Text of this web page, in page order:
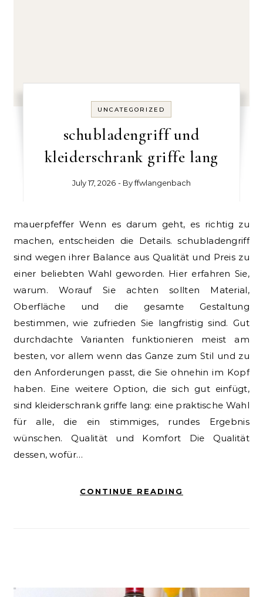
UNCATEGORIZED
schubladengriff und
kleiderschrank griffe lang
July 17, 2026 - Byffwlangenbach
mauerpfeffer Wenn es darum geht, es richtig zu
machen, entscheiden die Details. schubladengriff
sind wegen ihrer Balance aus Qualität und Preis zu
einer beliebten Wahl geworden. Hier erfahren Sie,
warum. Worauf Sie achten sollten Material,
Oberfläche und die gesamte Gestaltung
bestimmen, wie zufrieden Sie langfristig sind. Gut
durchdachte Varianten funktionieren meist am
besten, vor allem wenn das Ganze zum Stil und zu
den Anforderungen passt, die Sie ohnehin im Kopf
haben. Eine weitere Option, die sich gut einfügt,
sind kleiderschrank griffe lang: eine praktische Wahl
für alle, die ein stimmiges, rundes Ergebnis
wünschen. Qualität und Komfort Die Qualität
dessen, wofür…
CONTINUE READING